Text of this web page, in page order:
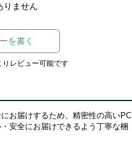
りません
を書く
レビュー可能です
お届けするため、精密性の高いPC
安全にお届けできるよう丁寧な梱